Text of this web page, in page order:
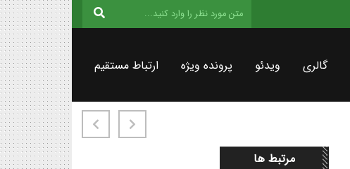
گالری ویدئو پرونده ویژه ارتباط مستقیم
مرتبط ها